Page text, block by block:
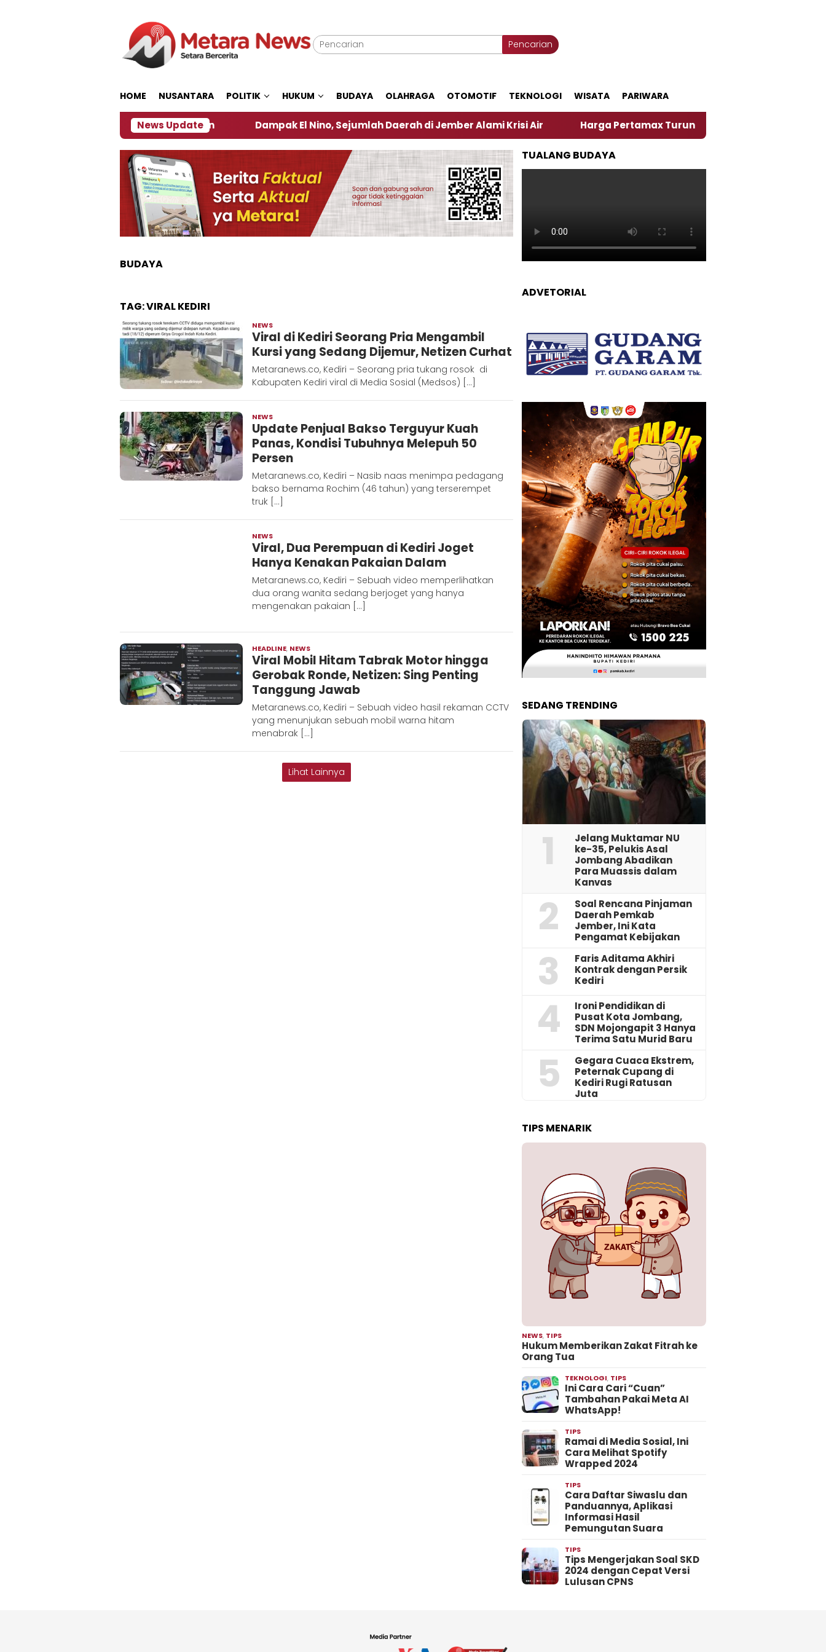
Pencarian
HOME NUSANTARA POLITIK HUKUM BUDAYA OLAHRAGA OTOMOTIF TEKNOLOGI WISATA PARIWARA
News Update
Ini Kata Pengamat Kebijakan Dampak El Nino, Sejumlah Daerah di Jember Alami Krisi Air Harga Pertamax Turun Per Hari Ini, Segini Harganya
BUDAYA
TAG:VIRAL KEDIRI
NEWS
Metaranews
Viral di Kediri Seorang Pria Mengambil
Kursi yang Sedang Dijemur, Netizen Curhat
Metaranews.co, Kediri – Seorang pria tukang rosok di
Kabupaten Kediri viral di Media Sosial (Medsos) […]
NEWS
Metara
Update Penjual Bakso Terguyur Kuah
Panas, Kondisi Tubuhnya Melepuh 50
Persen
Metaranews.co, Kediri – Nasib naas menimpa pedagang
bakso bernama Rochim (46 tahun) yang terserempet
truk […]
NEWS
Metara
Viral, Dua Perempuan di Kediri Joget
Hanya Kenakan Pakaian Dalam
Metaranews.co, Kediri – Sebuah video memperlihatkan
dua orang wanita sedang berjoget yang hanya
mengenakan pakaian […]
HEADLINE, NEWS
Metara
Viral Mobil Hitam Tabrak Motor hingga
Gerobak Ronde, Netizen: Sing Penting
Tanggung Jawab
Metaranews.co, Kediri – Sebuah video hasil rekaman CCTV
yang menunjukan sebuah mobil warna hitam
menabrak […]
Lihat Lainnya
TUALANG BUDAYA
ADVETORIAL
SEDANG TRENDING
1
Jelang Muktamar NU
ke-35, Pelukis Asal
Jombang Abadikan
Para Muassis dalam
Kanvas
2
‎Soal Rencana Pinjaman
Daerah Pemkab
Jember, Ini Kata
Pengamat Kebijakan ‎
3
Faris Aditama Akhiri
Kontrak dengan Persik
Kediri
4
Ironi Pendidikan di
Pusat Kota Jombang,
SDN Mojongapit 3 Hanya
Terima Satu Murid Baru
5
‎Gegara Cuaca Ekstrem,
Peternak Cupang di
Kediri Rugi Ratusan
Juta
TIPS MENARIK
NEWS, TIPS
Hukum Memberikan Zakat Fitrah ke
Orang Tua
TEKNOLOGI, TIPS
Ini Cara Cari “Cuan”
Tambahan Pakai Meta AI
WhatsApp!
TIPS
Ramai di Media Sosial, Ini
Cara Melihat Spotify
Wrapped 2024
TIPS
Cara Daftar Siwaslu dan
Panduannya, Aplikasi
Informasi Hasil
Pemungutan Suara
TIPS
Tips Mengerjakan Soal SKD
2024 dengan Cepat Versi
Lulusan CPNS